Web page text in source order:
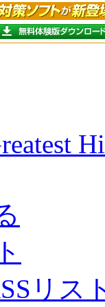
リス